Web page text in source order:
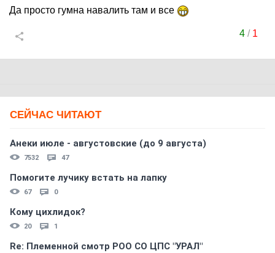
Да просто гумна навалить там и все
4/ 1
СЕЙЧАС ЧИТАЮТ
Анеки июле - августовские (до 9 августа)
7532 47
Помогите лучику встать на лапку
67 0
Кому цихлидок?
20 1
Re: Племеннoй смoтр РOO CO ЦПС "УРАЛ"